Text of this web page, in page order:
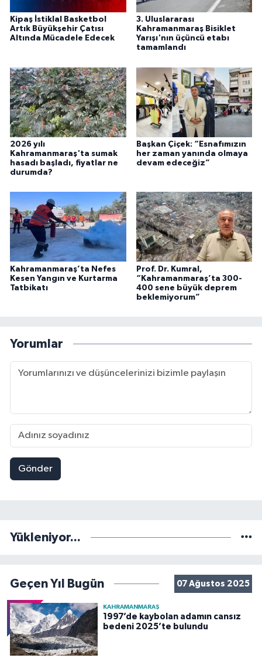
Kipaş İstiklal Basketbol
Artık Büyükşehir Çatısı
Altında Mücadele Edecek
3. Uluslararası
Kahramanmaraş Bisiklet
Yarışı'nın üçüncü etabı
tamamlandı
2026 yılı
Kahramanmaraş'ta sumak
hasadı başladı, fiyatlar ne
durumda?
Başkan Çiçek: “Esnafımızın
her zaman yanında olmaya
devam edeceğiz”
Kahramanmaraş’ta Nefes
Kesen Yangın ve Kurtarma
Tatbikatı
Prof. Dr. Kumral,
“Kahramanmaraş’ta 300-
400 sene büyük deprem
beklemiyorum”
Yorumlar
Gönder
Yükleniyor...
Geçen Yıl Bugün 07 Ağustos 2025
KAHRAMANMARAŞ
1997’de kaybolan adamın cansız
bedeni 2025’te bulundu